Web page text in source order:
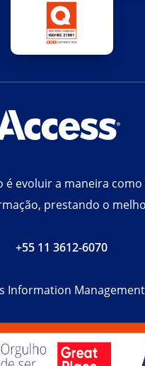
é evoluir a maneira
prestando o
+55 11 3612-6070
Information